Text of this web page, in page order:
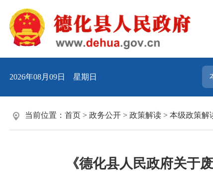
2026年08月09日 星期日
当前位置： 首页 > 政务公开 > 政策解读 > 本级政策解
《德化县人民政府关于